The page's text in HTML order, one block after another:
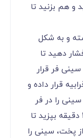
و هم بزنید تا
و به شکل
دهید تا
فر قرار
قرار داده و
را در فر
قرار داده و قرابیه‌ها را به مدت ۱۵-۲۰ دقیقه بپزید تا
پخت، سینی را